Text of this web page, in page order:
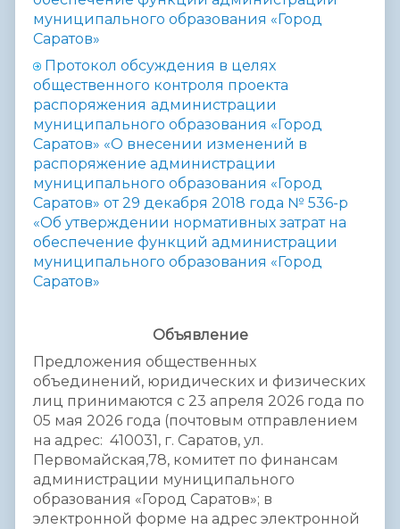
муниципального образования «Город
Саратов»
Протокол обсуждения в целях
общественного контроля проекта
распоряжения администрации
муниципального образования «Город
Саратов» «О внесении изменений в
распоряжение администрации
муниципального образования «Город
Саратов» от 29 декабря 2018 года № 536-р
«Об утверждении нормативных затрат на
обеспечение функций администрации
муниципального образования «Город
Саратов»
Объявление
Предложения общественных
объединений, юридических и физических
лиц принимаются с 23 апреля 2026 года по
05 мая 2026 года (почтовым отправлением
на адрес: 410031, г. Саратов, ул.
Первомайская,78, комитет по финансам
администрации муниципального
образования «Город Саратов»; в
электронной форме на адрес электронной